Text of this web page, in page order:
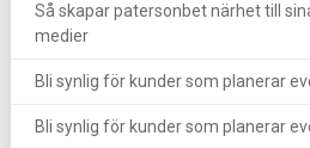
Så skapar patersonbet närhet till
medier
Bli synlig för kunder som planerar
Bli synlig för kunder som planerar